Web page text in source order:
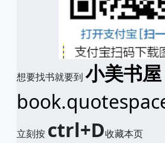
想要找书就要到 小美书屋
立刻按 ctrl+D收藏本页